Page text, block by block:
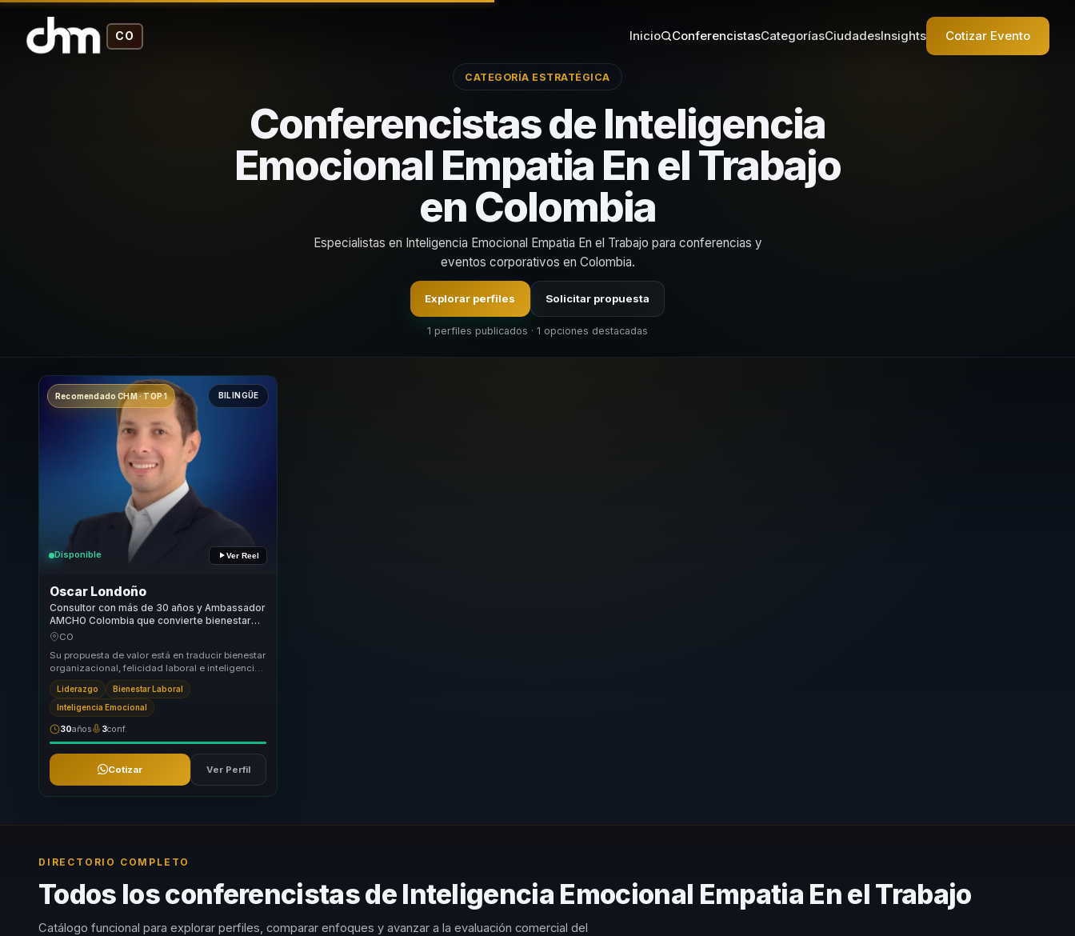
CO Inicio ConferencistasCategoríasCiudadesInsights Cotizar Evento
CATEGORÍA ESTRATÉGICA
Conferencistas de Inteligencia
Emocional Empatia En el Trabajo
en Colombia
Especialistas en Inteligencia Emocional Empatia En el Trabajo para conferencias y
eventos corporativos en Colombia.
Explorar perfiles Solicitar propuesta
1 perfiles publicados · 1 opciones destacadas
Recomendado CHM · TOP 1 BILINGÜE
Disponible Ver Reel
Oscar Londoño
Consultor con más de 30 años y Ambassador
AMCHO Colombia que convierte bienestar
laboral y finanzas en rentabilidad humana.
CO
Su propuesta de valor está en traducir bienestar
organizacional, felicidad laboral e inteligencia
emocional a una conversación corporativ...
Liderazgo Bienestar Laboral
Inteligencia Emocional
30años 3conf.
Cotizar Ver Perfil
DIRECTORIO COMPLETO
Todos los conferencistas de Inteligencia Emocional Empatia En el Trabajo
Catálogo funcional para explorar perfiles, comparar enfoques y avanzar a la evaluación comercial del